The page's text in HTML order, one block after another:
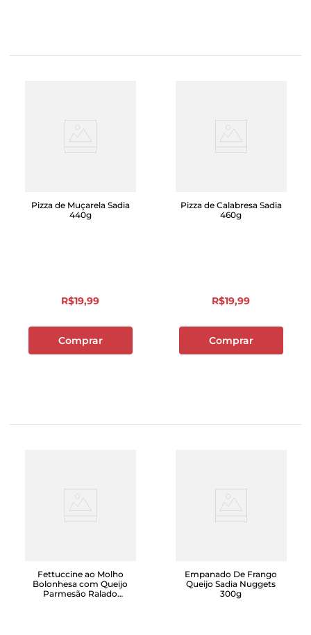
Pizza de Muçarela Sadia
440g
R$19,99
Comprar
Pizza de Calabresa Sadia
460g
R$19,99
Comprar
Fettuccine ao Molho
Bolonhesa com Queijo
Parmesão Ralado
Empanado De Frango
Queijo Sadia Nuggets
300g